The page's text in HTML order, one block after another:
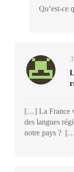
Qu’est-ce
[…] La France
des langues
notre pays ?